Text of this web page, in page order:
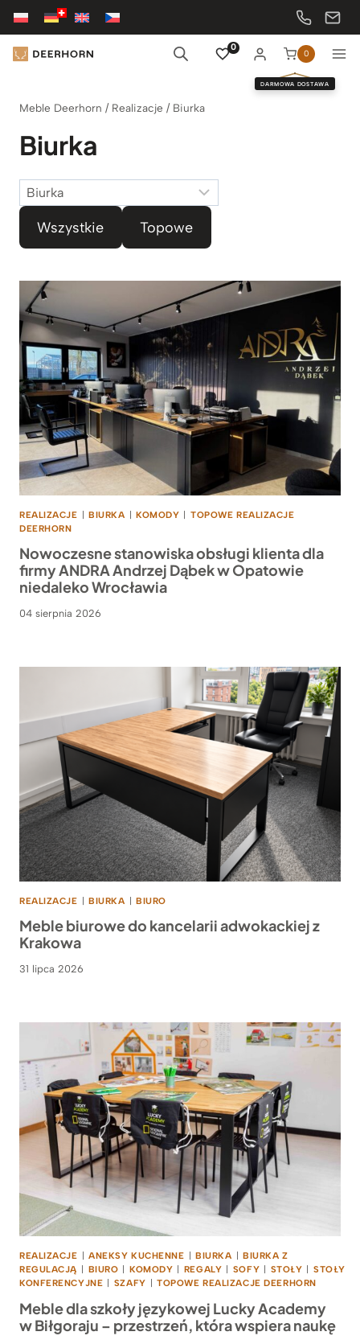
Przejdź
treści
0
0
DARMOWA DOSTAWA
Meble Deerhorn / Realizacje / Biurka
Biurka
Kategorie
Wszystkie Topowe
REALIZACJE BIURKA KOMODY
TOPOWE REALIZACJE
DEERHORN
Nowoczesne stanowiska obsługi klienta dla
firmy ANDRA Andrzej Dąbek w Opatowie
niedaleko Wrocławia
04 sierpnia 2026
REALIZACJE | BIURKA | BIURO
Meble biurowe do kancelarii adwokackiej z
Krakowa
31 lipca 2026
REALIZACJE ANEKSY KUCHENNE BIURKA
BIURKA Z
REGULACJĄ
BIURO KOMODY REGALY SOFY STOŁY
STOŁY
KONFERENCYJNE
SZAFY TOPOWE REALIZACJE DEERHORN
Meble dla szkoły językowej Lucky Academy
w Biłgoraju – przestrzeń, która wspiera naukę